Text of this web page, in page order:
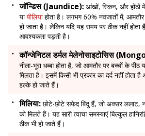
जॉन्डिस (Jaundice): आंखों, स्किन, और होंठों में
यापीलियाहोता है। लगभग 60% नवजातों में;
हो जाता है। लेकिन यदि यह समय पर ठीक नहीं
आवश्यकता पड़ती है।
कॉन्जेनिटल डर्मल मेलेनोसाइटोसिस
नीला-भूरा धब्बा होता है, जो आमतौर पर बच्चों के
मिलता है। इसमें किसी भी प्रकार का दर्द नहीं
हल्के हो जाते हैं।
मिलिया: छोटे-छोटे सफेद बिंदु हैं, जो अक्सर ललाट,
को मिलते हैं। यह सारी त्वाचा समस्याएं बिल्कुल
ठीक भी हो जाते हैं।